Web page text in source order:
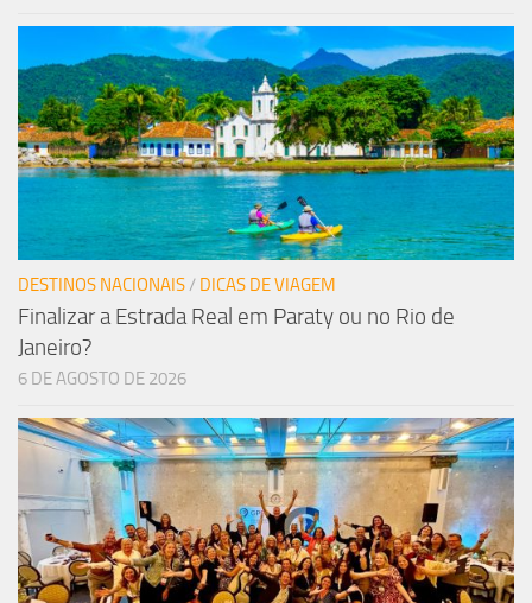
DESTINOS NACIONAIS/ DICAS DE VIAGEM
Finalizar a Estrada Real em Paraty ou no Rio de
Janeiro?
6 DE AGOSTO DE 2026